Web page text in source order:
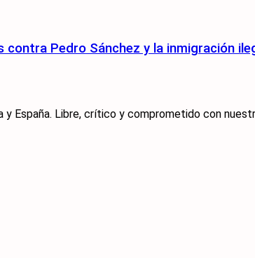
Pedro Sánchez y la inmigración
España. Libre, crítico y comprometido con